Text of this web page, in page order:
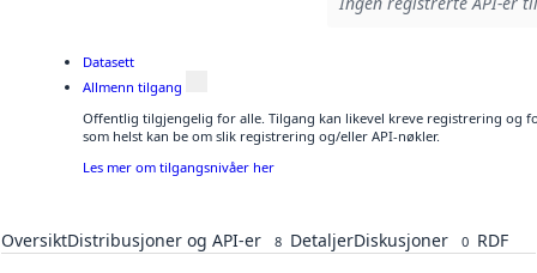
Datasett
Allmenn tilgang
Offentlig tilgjengelig for alle. Tilgang kan likevel kreve registrering og
som helst kan be om slik registrering og/eller API-nøkler.
Les mer om tilgangsnivåer her
OversiktDistribusjoner og API-er 8 DetaljerDiskusjoner 0 RDF